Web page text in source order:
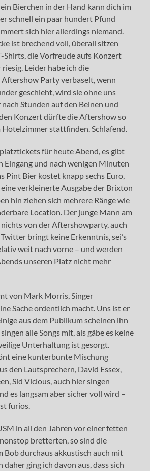
Bierchen in der Hand kann dich im
schnell ein paar hundert Pfund
sich hier allerdings niemand.
ist brechend voll, überall sitzen
Shirts, die Vorfreude aufs Konzert
Leider habe ich die
Party verbaselt, wenn
geschieht, wird sie ohne uns
Stunden auf den Beinen und
Konzert dürfte die Aftershow so
Hotelzimmer stattfinden. Schlafend.
für heute Abend, es gibt
Eingang und nach wenigen Minuten
Pint Bier kostet knapp sechs Euro,
verkleinerte Ausgabe der Brixton
hin ziehen sich mehrere Ränge wie
Location. Der junge Mann am
von der Aftershowparty, auch
bringt keine Erkenntnis, sei’s
weit nach vorne – und werden
unseren Platz nicht mehr
von Mark Morris, Singer
Sache ordentlich macht. Uns ist er
aus dem Publikum scheinen ihn
alle Songs mit, als gäbe es keine
Unterhaltung ist gesorgt.
eine kunterbunte Mischung
den Lautsprechern, David Essex,
Sid Vicious, auch hier singen
es langsam aber sicher voll wird –
furios.
in all den Jahren vor einer fetten
bretterten, so sind die
Bob durchaus akkustisch auch mit
daher ging ich davon aus, dass sich